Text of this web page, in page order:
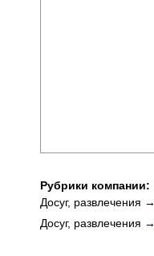
Рубрики компании:
Досуг, развлечения →
Досуг, развлечения →